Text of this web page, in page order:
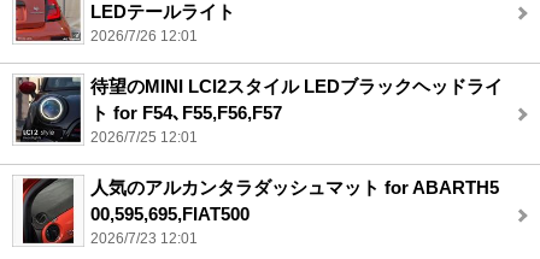
LEDテールライト
2026/7/26 12:01
待望のMINI LCI2スタイル LEDブラックヘッドライ
ト for F54､F55,F56,F57
2026/7/25 12:01
人気のアルカンタラダッシュマット for ABARTH5
00,595,695,FIAT500
2026/7/23 12:01